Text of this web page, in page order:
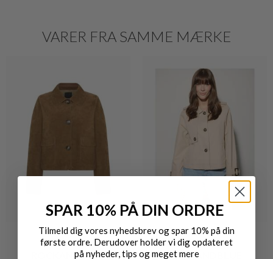
VARER FRA SAMME MÆRKE
ROCKANDBLUE ROCKANDBLUE
SPAR 10% PÅ DIN ORDRE
Tilmeld dig vores nyhedsbrev og spar 10% på din
første ordre. Derudover holder vi dig opdateret
på nyheder, tips og meget mere